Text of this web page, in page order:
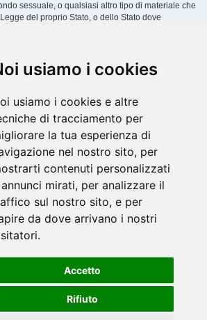
usiamo i cookies
usiamo i cookies e altre
di tracciamento per
la tua esperienza di
nel nostro sito, per
contenuti personalizzati
mirati, per analizzare il
sul nostro sito, e per
da dove arrivano i nostri
Accetto
Rifiuto
sessuale, o qualsiasi altro tipo di materiale che
del proprio Stato, o dello Stato dove
o di una Legge internazionale. Fare ciò porta
divieto di accesso, con notifica al tuo provider
opportuno. Tutti gli indirizzi IP sono registrati per
condizioni. Accetti che “Gommoni e motori”
riscrivere, spostare o chiudere qualsiasi argomento
necessario. Come fruitore di questo servizio,
(dato personale) tu abbia inviato sia conservata
queste informazioni non saranno divulgate a
né “Gommoni e motori” o phpBB sono da
violazione al sistema che possa
Tutti gli orari sonoUTC+02:00
Cancella cookie